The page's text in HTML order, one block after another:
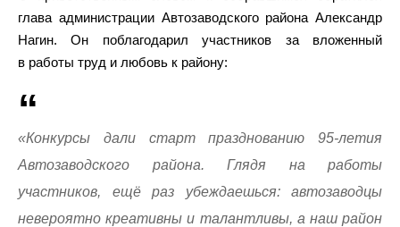
глава администрации Автозаводского района Александр
Нагин. Он поблагодарил участников за вложенный
в работы труд и любовь к району:
«Конкурсы дали старт празднованию 95-летия
Автозаводского района. Глядя на работы
участников, ещё раз убеждаешься: автозаводцы
невероятно креативны и талантливы, а наш район